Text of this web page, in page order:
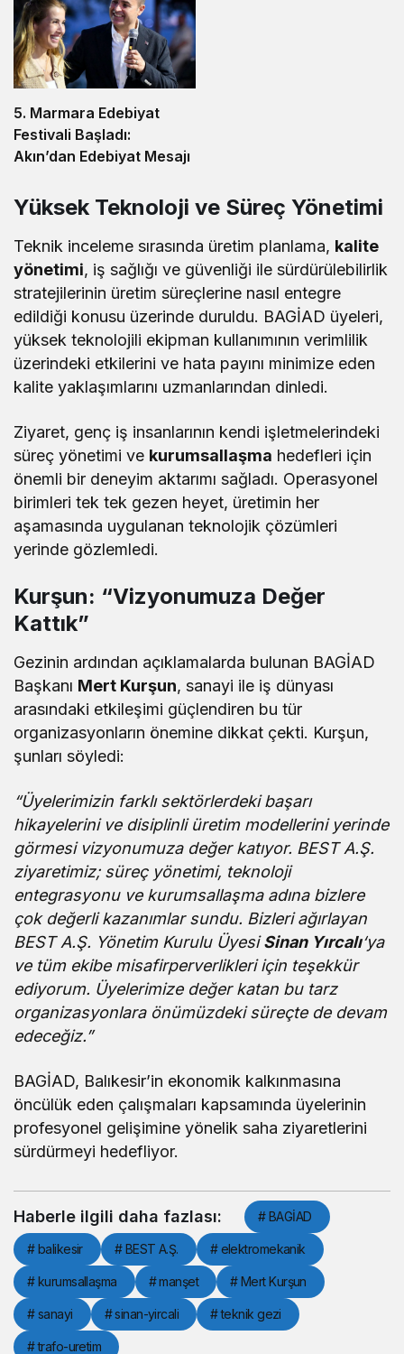
5. Marmara Edebiyat
Festivali Başladı:
Akın’dan Edebiyat Mesajı
Yüksek Teknoloji ve Süreç Yönetimi
Teknik inceleme sırasında üretim planlama, kalite
yönetimi, iş sağlığı ve güvenliği ile sürdürülebilirlik
stratejilerinin üretim süreçlerine nasıl entegre
edildiği konusu üzerinde duruldu. BAGİAD üyeleri,
yüksek teknolojili ekipman kullanımının verimlilik
üzerindeki etkilerini ve hata payını minimize eden
kalite yaklaşımlarını uzmanlarından dinledi.
Ziyaret, genç iş insanlarının kendi işletmelerindeki
süreç yönetimi ve kurumsallaşma hedefleri için
önemli bir deneyim aktarımı sağladı. Operasyonel
birimleri tek tek gezen heyet, üretimin her
aşamasında uygulanan teknolojik çözümleri
yerinde gözlemledi.
Kurşun: “Vizyonumuza Değer
Kattık”
Gezinin ardından açıklamalarda bulunan BAGİAD
Başkanı Mert Kurşun, sanayi ile iş dünyası
arasındaki etkileşimi güçlendiren bu tür
organizasyonların önemine dikkat çekti. Kurşun,
şunları söyledi:
“Üyelerimizin farklı sektörlerdeki başarı
hikayelerini ve disiplinli üretim modellerini yerinde
görmesi vizyonumuza değer katıyor. BEST A.Ş.
ziyaretimiz; süreç yönetimi, teknoloji
entegrasyonu ve kurumsallaşma adına bizlere
çok değerli kazanımlar sundu. Bizleri ağırlayan
BEST A.Ş. Yönetim Kurulu ÜyesiSinan Yırcalı‘ya
ve tüm ekibe misafirperverlikleri için teşekkür
ediyorum. Üyelerimize değer katan bu tarz
organizasyonlara önümüzdeki süreçte de devam
edeceğiz.”
BAGİAD, Balıkesir’in ekonomik kalkınmasına
öncülük eden çalışmaları kapsamında üyelerinin
profesyonel gelişimine yönelik saha ziyaretlerini
sürdürmeyi hedefliyor.
Haberle ilgili daha fazlası: # BAGİAD
# balikesir # BEST A.Ş. # elektromekanik
# kurumsallaşma # manşet # Mert Kurşun
# sanayi # sinan-yircali # teknik gezi
# trafo-uretim